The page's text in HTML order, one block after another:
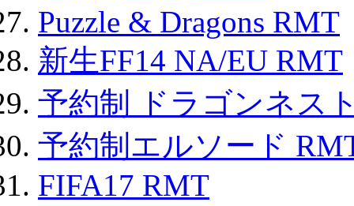
Puzzle & Dragons RMT
新生FF14 NA/EU RMT
予約制 ドラゴンネス
予約制エルソード
FIFA17 RMT